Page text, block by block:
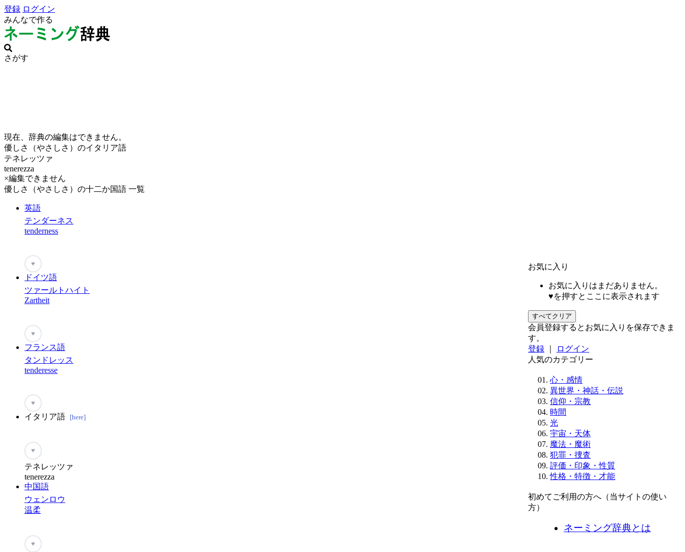
登録 ログイン
みんなで作る
さがす
現在、辞典の編集はできません。
優しさ（やさしさ）のイタリア語
テネレッツァ
tenerezza
×編集できません
優しさ（やさしさ）の十二か国語 一覧
英語
テンダーネス
tenderness
♥
ドイツ語
ツァールトハイト
Zartheit
♥
フランス語
タンドレッス
tenderesse
♥
イタリア語 [here]
♥
テネレッツァ
tenerezza
中国語
ウェンロウ
温柔
♥
お気に入り
お気に入りはまだありません。
♥を押すとここに表示されます
すべてクリア
会員登録するとお気に入りを保存できま
す。
登録
ログイン
人気のカテゴリー
心・感情
異世界・神話・伝説
信仰・宗教
時間
光
宇宙・天体
魔法・魔術
犯罪・捜査
評価・印象・性質
性格・特徴・才能
初めてご利用の方へ（当サイトの使い
方）
ネーミング辞典とは